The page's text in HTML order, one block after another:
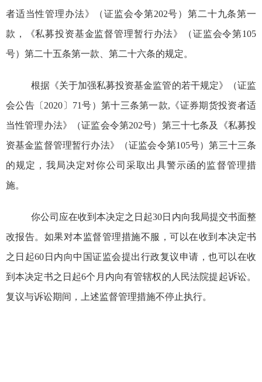
者适当性管理办法》（证监会令第202号）第二十九条第一
款，《私募投资基金监督管理暂行办法》（证监会令第105
号）第二十五条第一款、 第二十六条的规定。
根据《关于加强私募投资基金监管的若干规定》（证监
会公告〔2020 〕 71号）第十三条第一款, 《证券期货投资者适
当性管理办法》（证监会令第202号）第三十七条及
《私募投
资基金监督管理暂行办法》（证监会令第105号）第三十三条
的规定 ，我局决定对你公司采取出具警示函的监督管理措
施。
你公司应在收到本决定之日起30日 内向我局提交书面整
改报告。 如果对本监督管理措施不服，可以在收到本决定书
之日起60 日内向中国证监会提出行政复议申请，也可以在收
到本决定书之日起6个月内向有管辖权的人民法院提起诉讼。
复议与诉讼期间，上述监督管理措施不停止执行。